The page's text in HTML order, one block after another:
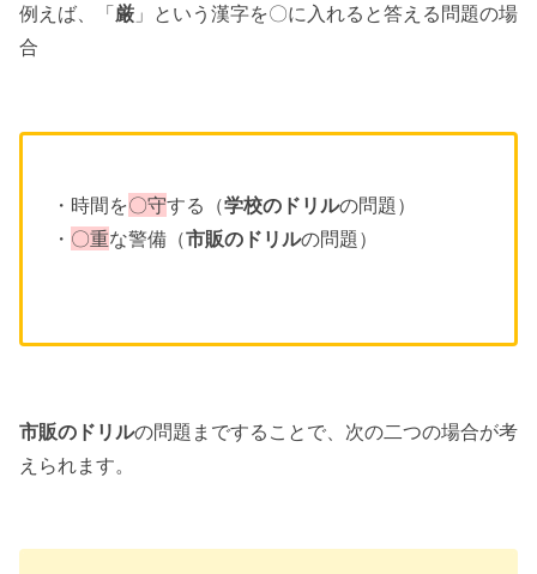
例えば、「厳 」という漢字を〇に入れると答える問題の場
合
・時間を〇守する（学校のドリルの問題）
・ 〇重な警備（市販のドリルの問題）
市販のドリルの問題まですることで、次の二つの場合が考
えられます。